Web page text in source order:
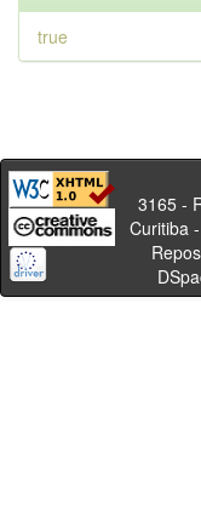
true
Av.
3165 -